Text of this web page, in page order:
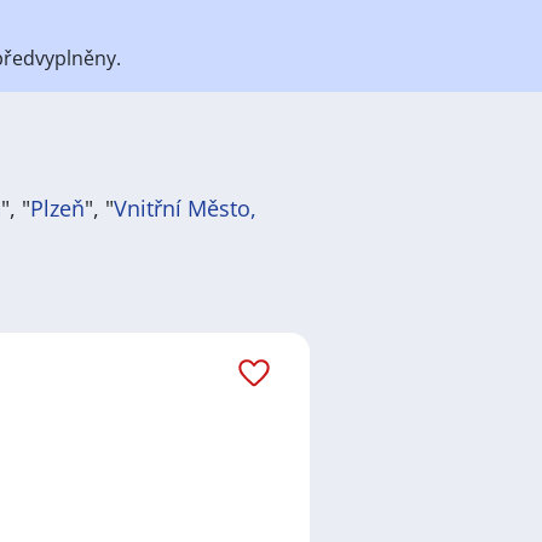
", "Plzeň", "Vnitřní Město,
Průmyslová
a nebo také práce
i ve výše uvedených